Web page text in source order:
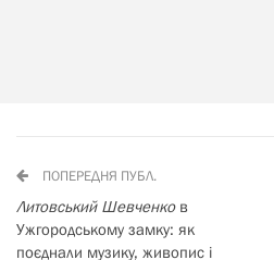
ПОПЕРЕДНЯ ПУБЛ.
Литовський Шевченков
Ужгородському замку: як
поєднали музику, живопис і